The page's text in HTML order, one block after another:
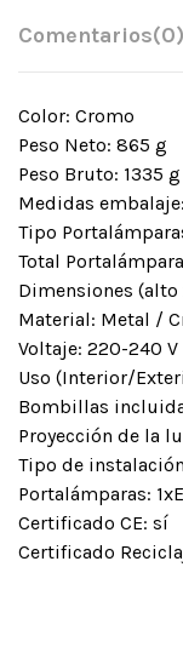
Comentarios(0)
Color: Cromo
Peso Neto: 865 g
Peso Bruto: 1335 g
Medidas
Tipo
Total
Dimensiones (alto
Material: Metal /
Voltaje: 220-240 V
Uso (Interior/
Bombillas
Proyección de la
Tipo de
Portalámparas:
Certificado CE: sí
Certificado